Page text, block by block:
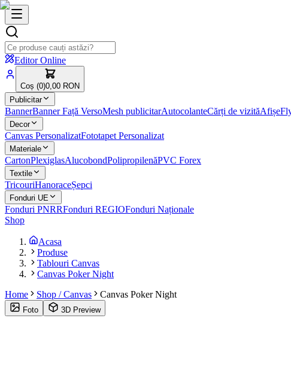
Editor Online
Coș (0)0,00 RON
Publicitar
BannerBanner Față VersoMesh publicitarAutocolanteCărți de vizităAfișe
Decor
Canvas PersonalizatFototapet Personalizat
Materiale
CartonPlexiglasAlucobondPolipropilenăPVC Forex
Textile
TricouriHanoraceȘepci
Fonduri UE
Fonduri PNRRFonduri REGIOFonduri Naționale
Shop
Acasa
Produse
Tablouri Canvas
Canvas Poker Night
Home
Shop / Canvas Canvas Poker Night
Foto 3D Preview